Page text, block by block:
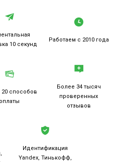
10 секунд
Работаем с 2010 года
способов
оплаты
Более 34 тысяч
проверенных
отзывов
Идентификация
Yandex, Тинькофф,